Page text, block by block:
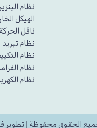
نظام
الهيكل
ناقل
نظام
نظام
نظام
نظام